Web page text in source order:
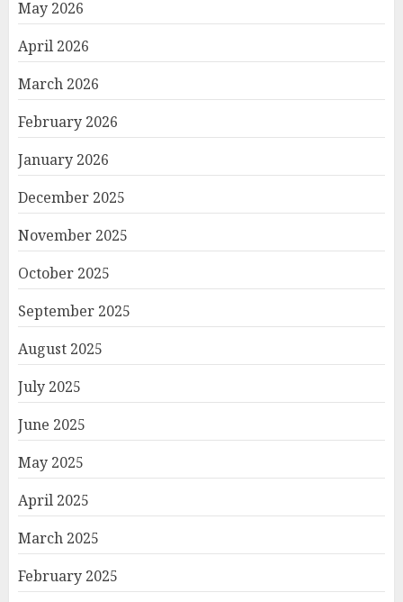
May 2026
April 2026
March 2026
February 2026
January 2026
December 2025
November 2025
October 2025
September 2025
August 2025
July 2025
June 2025
May 2025
April 2025
March 2025
February 2025